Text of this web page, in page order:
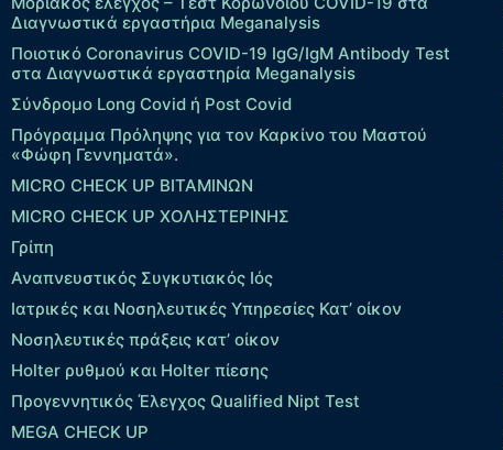
Διαγνωστικά εργαστήρια Meganalysis
Ποιοτικό Coronavirus COVID-19 IgG/IgM Antibody Test
στα Διαγνωστικά εργαστηρία Meganalysis
Σύνδρομο Long Covid ή Post Covid
Πρόγραμμα Πρόληψης για τον Καρκίνο του Μαστού
«Φώφη Γεννηματά».
MICRO CHECK UP ΒΙΤΑΜΙΝΩΝ
MICRO CHECK UP ΧΟΛΗΣΤΕΡΙΝΗΣ
Γρίπη
Αναπνευστικός Συγκυτιακός Ιός
Ιατρικές και Νοσηλευτικές Υπηρεσίες Κατ’ οίκον
Νοσηλευτικές πράξεις κατ’ οίκον
Holter ρυθμού και Holter πίεσης
Προγεννητικός Έλεγχος Qualified Nipt Test
MEGA CHECK UP